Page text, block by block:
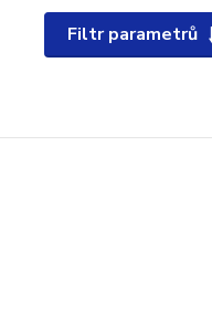
Filtr parametrů